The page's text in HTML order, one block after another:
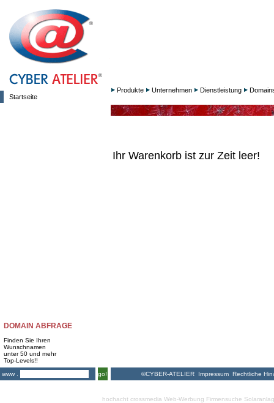
Startseite
DOMAIN ABFRAGE
Finden Sie Ihren
Wunschnamen
unter 50 und mehr
Top-Levels!!
www .
go!
Produkte Unternehmen Dienstleistung
Ihr Warenkorb ist zur Zeit leer!
©CYBER-ATELIER Impressum Rechtliche
hochacht crossmedia Web-Werbung Firmensuche